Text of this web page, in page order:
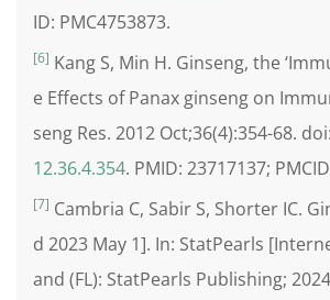
ID: PMC4753873.
[6] Kang S, Min H. Ginseng, the
e Effects of Panax ginseng on
seng Res. 2012 Oct;36(4):354-68. doi:
12.36.4.354. PMID: 23717137;
[7] Cambria C, Sabir S, Shorter IC.
d 2023 May 1]. In: StatPearls
and (FL): StatPearls Publishing;